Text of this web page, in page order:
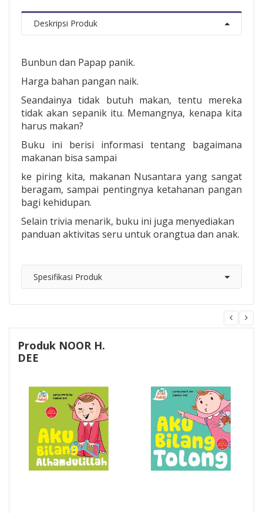
Deskripsi Produk
Bunbun dan Papap panik.
Harga bahan pangan naik.
Seandainya tidak butuh makan, tentu mereka
tidak akan sepanik itu. Memangnya, kenapa kita
harus makan?
Buku ini berisi informasi tentang bagaimana
makanan bisa sampai
ke piring kita, makanan Nusantara yang sangat
beragam, sampai pentingnya ketahanan pangan
bagi kehidupan.
Selain trivia menarik, buku ini juga menyediakan
panduan aktivitas seru untuk orangtua dan anak.
Spesifikasi Produk
Produk NOOR H.
DEE